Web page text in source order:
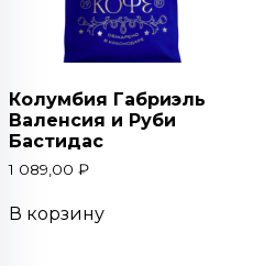
Колумбия Габриэль
Валенсия и Руби
Бастидас
1 089,00 ₽
В корзину